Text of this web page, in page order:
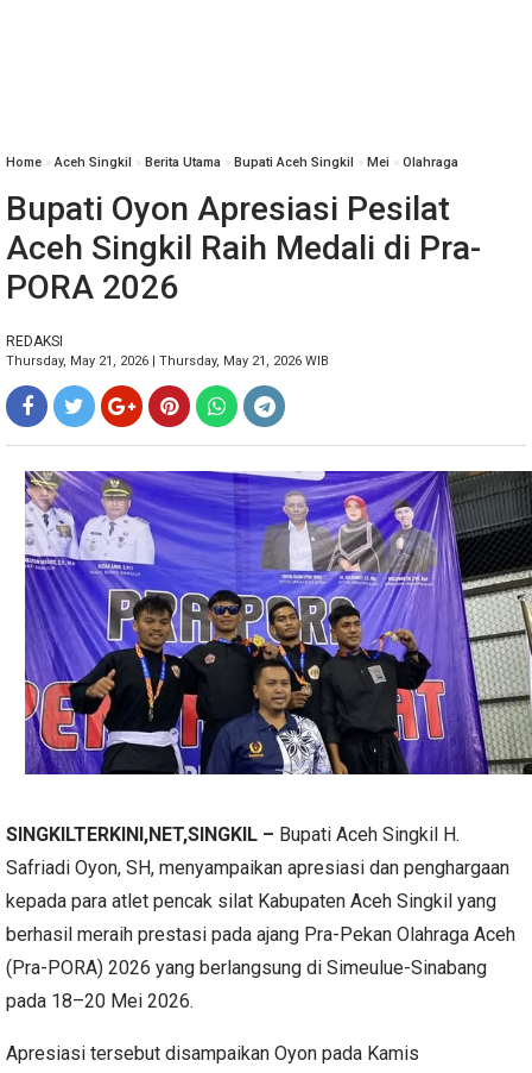
Home »Aceh Singkil » Berita Utama » Bupati Aceh Singkil » Mei » Olahraga
Bupati Oyon Apresiasi Pesilat
Aceh Singkil Raih Medali di Pra-
PORA 2026
REDAKSI
Thursday, May 21, 2026 | Thursday, May 21, 2026 WIB
SINGKILTERKINI,NET,SINGKIL – Bupati Aceh Singkil H.
Safriadi Oyon, SH, menyampaikan apresiasi dan penghargaan
kepada para atlet pencak silat Kabupaten Aceh Singkil yang
berhasil meraih prestasi pada ajang Pra-Pekan Olahraga Aceh
(Pra-PORA) 2026 yang berlangsung di Simeulue-Sinabang
pada 18–20 Mei 2026.
Apresiasi tersebut disampaikan Oyon pada Kamis